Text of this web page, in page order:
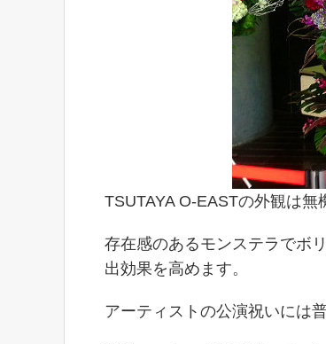
TSUTAYA O-EASTの外観は無
存在感のあるモンステラでボ
出効果を高めます。
アーティストの公演祝いには